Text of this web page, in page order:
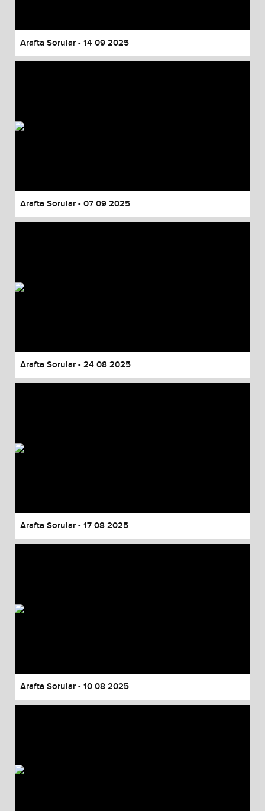
Arafta Sorular - 14 09 2025
Arafta Sorular - 07 09 2025
Arafta Sorular - 24 08 2025
Arafta Sorular - 17 08 2025
Arafta Sorular - 10 08 2025